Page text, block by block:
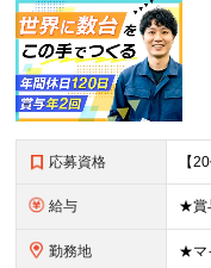
応募資格
給与
勤務地